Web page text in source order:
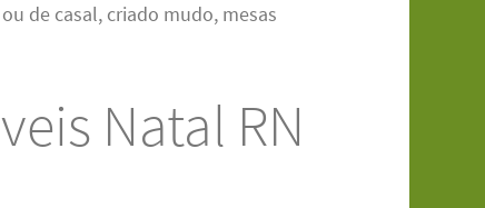
de casal, criado mudo, mesas
Natal RN